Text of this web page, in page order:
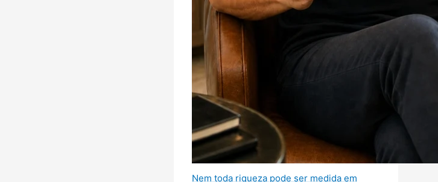
Nem toda riqueza pode ser medida em